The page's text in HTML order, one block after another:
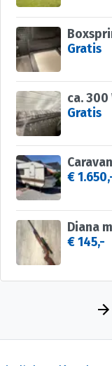
Gratis
Gratis
€
Diana
€ 145,-